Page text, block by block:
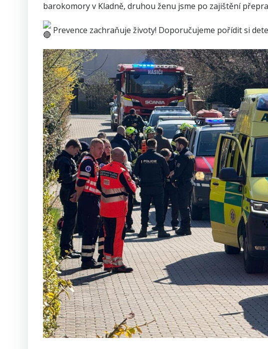
barokomory v Kladně, druhou ženu jsme po zajištění
Prevence zachraňuje životy! Doporučujeme pořídit si